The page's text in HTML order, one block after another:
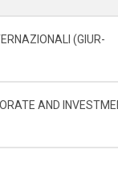
(GIUR-
AND